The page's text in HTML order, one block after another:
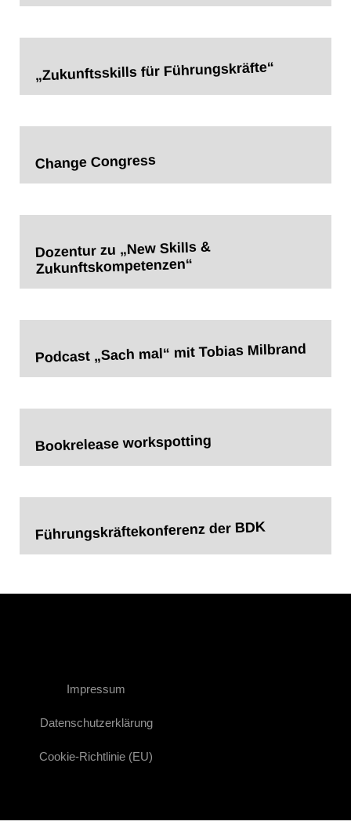
„Zukunftsskills für Führungskräfte“
Change Congress
Dozentur zu „New Skills &
Zukunftskompetenzen“
Podcast „Sach mal“ mit Tobias Milbrand
Bookrelease workspotting
Führungskräftekonferenz der BDK
Impressum
Datenschutzerklärung
Cookie-Richtlinie (EU)